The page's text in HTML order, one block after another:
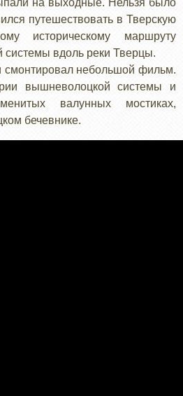
путешествовать в Тверскую
историческому маршруту
вдоль реки Тверцы.
смонтировал небольшой фильм.
вышневолоцкой системы и
валунных мостиках,
бечевнике.